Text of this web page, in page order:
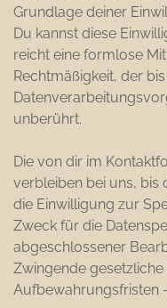
Grundlage deiner
Du kannst diese
reicht eine formlose
Rechtmäßigkeit, der
unberührt.
Die von dir im
verbleiben bei uns, bis
die Einwilligung zur
Zweck für die
abgeschlossener
Zwingende
Aufbewahrungsfristen